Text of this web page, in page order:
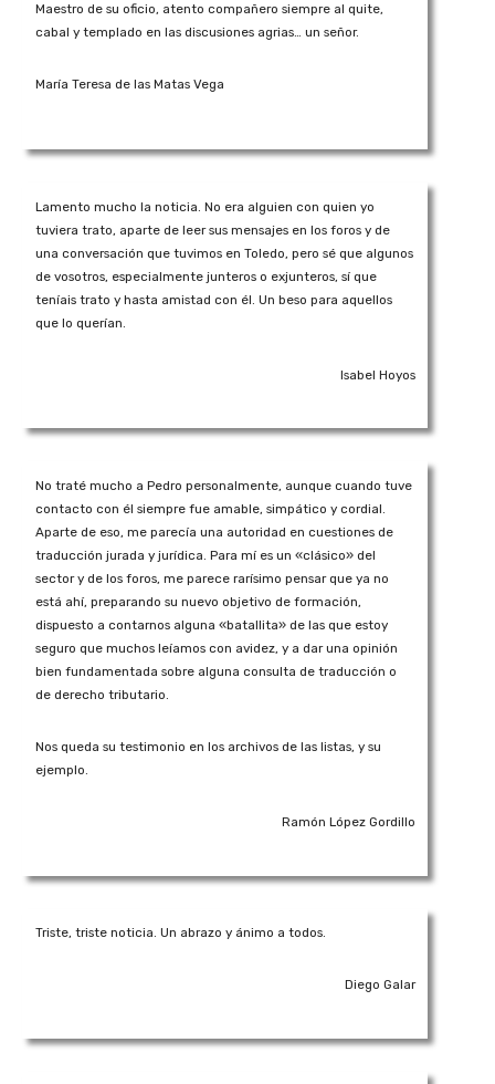
Maestro de su oficio, atento compañero siempre al quite,
cabal y templado en las discusiones agrias… un señor.
María Teresa de las Matas Vega
Lamento mucho la noticia. No era alguien con quien yo
tuviera trato, aparte de leer sus mensajes en los foros y de
una conversación que tuvimos en Toledo, pero sé que algunos
de vosotros, especialmente junteros o exjunteros, sí que
teníais trato y hasta amistad con él. Un beso para aquellos
que lo querían.
Isabel Hoyos
No traté mucho a Pedro personalmente, aunque cuando tuve
contacto con él siempre fue amable, simpático y cordial.
Aparte de eso, me parecía una autoridad en cuestiones de
traducción jurada y jurídica. Para mí es un «clásico» del
sector y de los foros, me parece rarísimo pensar que ya no
está ahí, preparando su nuevo objetivo de formación,
dispuesto a contarnos alguna «batallita» de las que estoy
seguro que muchos leíamos con avidez, y a dar una opinión
bien fundamentada sobre alguna consulta de traducción o
de derecho tributario.
Nos queda su testimonio en los archivos de las listas, y su
ejemplo.
Ramón López Gordillo
Triste, triste noticia. Un abrazo y ánimo a todos.
Diego Galar